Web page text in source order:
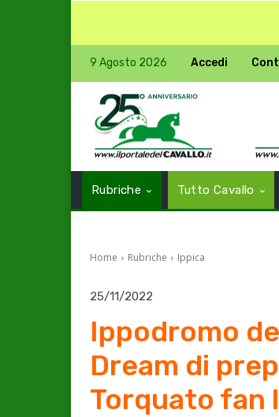
9 Agosto 2026 Accedi
Rubriche Tutto Cavallo
Home Rubriche Ippica
25/11/2022
Ippodromo
Dream di
Torquato fan